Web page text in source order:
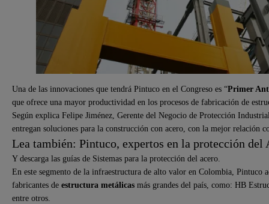
Una de las innovaciones que tendrá Pintuco en el Congreso es “Primer
que ofrece una mayor productividad en los procesos de fabricación de
Según explica Felipe Jiménez, Gerente del Negocio de Protección
entregan soluciones para la construcción con acero, con la mejor relación
Lea también: Pintuco, expertos en la protección del
Y descarga las guías de Sistemas para la protección del acero.
En este segmento de la infraestructura de alto valor en Colombia, Pintuco
fabricantes de estructura metálicas más grandes del país, como: HB
entre otros.